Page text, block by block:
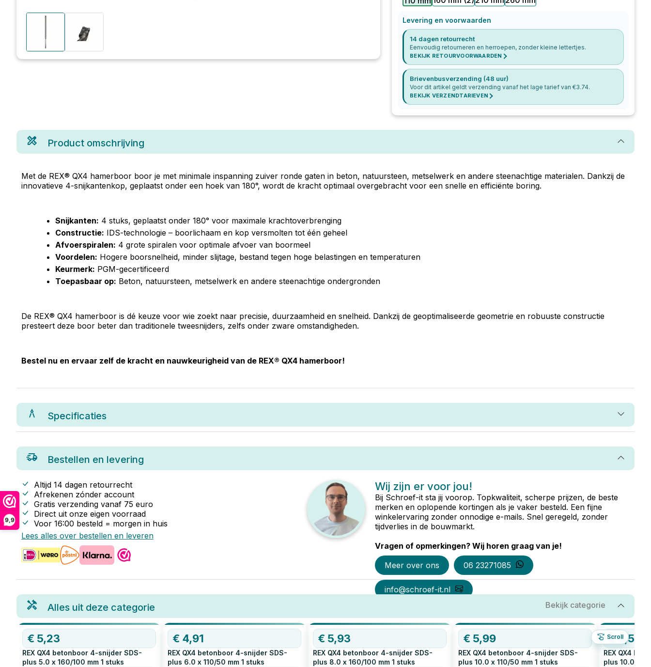
9,9
Levering en voorwaarden
14 dagen retourrecht
Eenvoudig retourneren en herroepen, zonder kleine lettertjes.
BEKIJK RETOURVOORWAARDEN
Brievenbusverzending (48 uur)
Voor dit artikel geldt verzending vanaf het lage tarief van €3.74.
BEKIJK VERZENDTARIEVEN
Product omschrijving
Met de REX® QX4 hamerboor boor je met minimale inspanning zuiver ronde gaten in beton, natuursteen, metselwerk en andere steenachtige materialen. Dankzij de
innovatieve 4-snijkantenkop, geplaatst onder een hoek van 180°, wordt de kracht optimaal overgebracht voor een snelle en efficiënte boring.
Snijkanten: 4 stuks, geplaatst onder 180° voor maximale krachtoverbrenging
Constructie: IDS-technologie – boorlichaam en kop versmolten tot één geheel
Afvoerspiralen: 4 grote spiralen voor optimale afvoer van boormeel
Voordelen: Hogere boorsnelheid, minder slijtage, bestand tegen hoge belastingen en temperaturen
Keurmerk: PGM-gecertificeerd
Toepasbaar op: Beton, natuursteen, metselwerk en andere steenachtige ondergronden
De REX® QX4 hamerboor is dé keuze voor wie zoekt naar precisie, duurzaamheid en snelheid. Dankzij de geoptimaliseerde geometrie en robuuste constructie
presteert deze boor beter dan traditionele tweesnijders, zelfs onder zware omstandigheden.
Bestel nu en ervaar zelf de kracht en nauwkeurigheid van de REX® QX4 hamerboor!
Specificaties
Bestellen en levering
Altijd 14 dagen retourrecht
Afrekenen zónder account
Gratis verzending vanaf 75 euro
Direct uit onze eigen voorraad
Voor 16:00 besteld = morgen in huis
Lees alles over bestellen en leveren
Wij zijn er voor jou!
Bij Schroef-it sta jij voorop. Topkwaliteit, scherpe prijzen, de beste
merken en oplopende kortingen als je vaker besteld. Een fijne
winkelervaring zonder onnodige e-mails. Snel geregeld, zonder
tijdverlies in de bouwmarkt.
Vragen of opmerkingen? Wij horen graag van je!
Meer over ons
06 23271085
info@schroef-it.nl
Alles uit deze categorie Bekijk categorie
Scroll
€ 5,23
REX QX4 betonboor 4-snijder SDS-
plus 5.0 x 160/100 mm 1 stuks
€ 4,91
REX QX4 betonboor 4-snijder SDS-
plus 6.0 x 110/50 mm 1 stuks
€ 5,93
REX QX4 betonboor 4-snijder SDS-
plus 8.0 x 160/100 mm 1 stuks
€ 5,99
REX QX4 betonboor 4-snijder SDS-
plus 10.0 x 110/50 mm 1 stuks
€6,51
REX QX4
plus 10.0 x